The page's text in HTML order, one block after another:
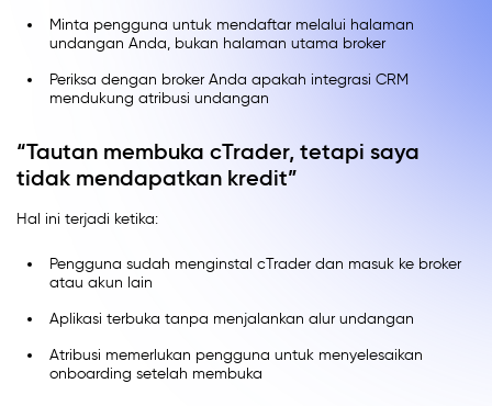
Minta pengguna untuk mendaftar melalui halaman
undangan Anda, bukan halaman utama broker
Periksa dengan broker Anda apakah integrasi CRM
mendukung atribusi undangan
“Tautan membuka cTrader, tetapi saya
tidak mendapatkan kredit”
Hal ini terjadi ketika:
Pengguna sudah menginstal cTrader dan masuk ke broker
atau akun lain
Aplikasi terbuka tanpa menjalankan alur undangan
Atribusi memerlukan pengguna untuk menyelesaikan
onboarding setelah membuka